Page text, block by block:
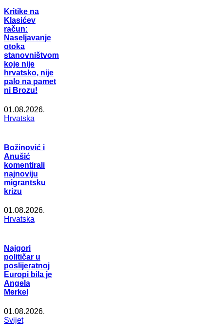
Kritike na
Klasićev
račun:
Naseljavanje
otoka
stanovništvom
koje nije
hrvatsko, nije
palo na pamet
ni Brozu!
01.08.2026.
Hrvatska
Božinović i
Anušić
komentirali
najnoviju
migrantsku
krizu
01.08.2026.
Hrvatska
Najgori
političar u
poslijeratnoj
Europi bila je
Angela
Merkel
01.08.2026.
Svijet